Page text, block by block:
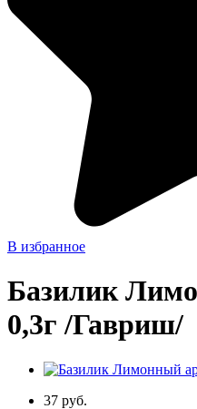
В избранное
Базилик
0,3г /Гавриш/
37 руб.